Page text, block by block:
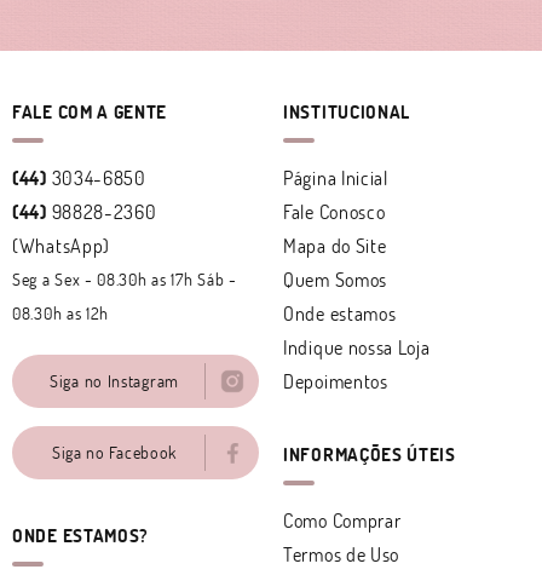
FALE COM A GENTE
(44) 3034-6850
(44) 98828-2360
(WhatsApp)
Seg a Sex - 08.30h as 17h Sáb -
08.30h as 12h
Siga no Instagram
Siga no Facebook
ONDE ESTAMOS?
INSTITUCIONAL
Página Inicial
Fale Conosco
Mapa do Site
Quem Somos
Onde estamos
Indique nossa Loja
Depoimentos
INFORMAÇÕES ÚTEIS
Como Comprar
Termos de Uso